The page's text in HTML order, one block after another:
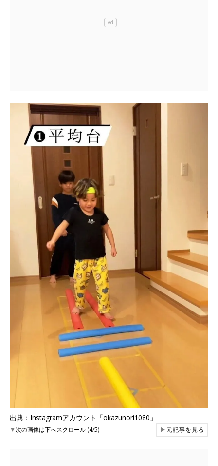
出典：Instagramアカウント「okazunori1080」
▼次の画像は下へスクロール (4/5) ▶元記事を見る